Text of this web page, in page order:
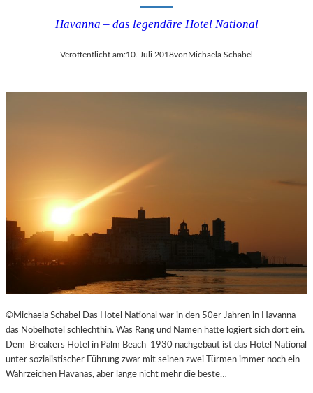
Havanna – das legendäre Hotel National
Veröffentlicht am:10. Juli 2018von Michaela Schabel
©Michaela Schabel Das Hotel National war in den 50er Jahren in Havanna
das Nobelhotel schlechthin. Was Rang und Namen hatte logiert sich dort ein.
Dem Breakers Hotel in Palm Beach 1930 nachgebaut ist das Hotel National
unter sozialistischer Führung zwar mit seinen zwei Türmen immer noch ein
Wahrzeichen Havanas, aber lange nicht mehr die beste…